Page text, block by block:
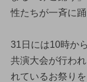
性たちが一斉に踊
31日には10時か
共演大会が行わ
れているお祭り